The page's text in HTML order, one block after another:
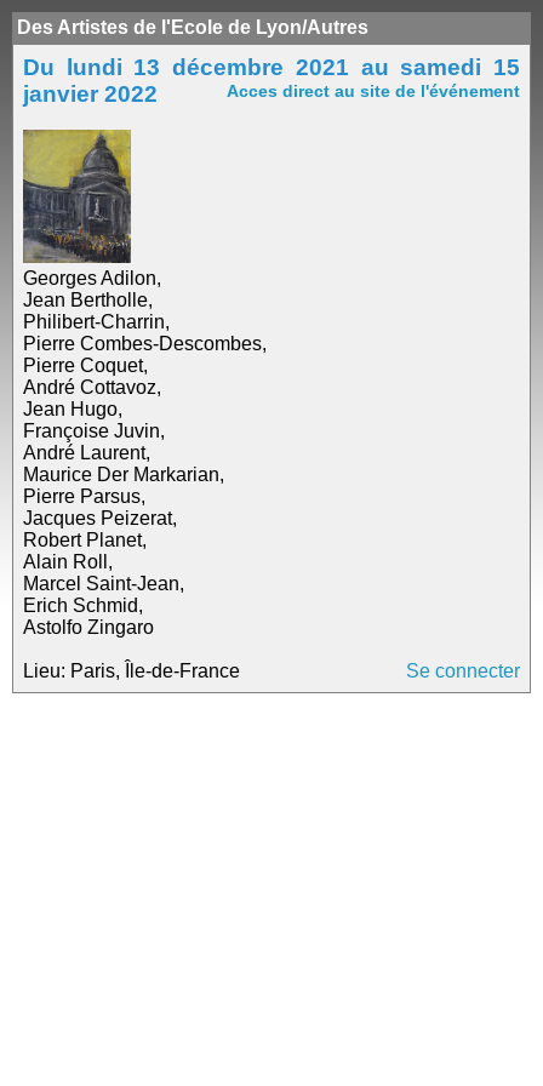
Des Artistes de l'Ecole de Lyon/Autres
Du lundi 13 décembre 2021 au samedi 15
janvier 2022
Acces direct au site de l'événement
Georges Adilon,
Jean Bertholle,
Philibert-Charrin,
Pierre Combes-Descombes,
Pierre Coquet,
André Cottavoz,
Jean Hugo,
Françoise Juvin,
André Laurent,
Maurice Der Markarian,
Pierre Parsus,
Jacques Peizerat,
Robert Planet,
Alain Roll,
Marcel Saint-Jean,
Erich Schmid,
Astolfo Zingaro
Lieu: Paris, Île-de-France Se connecter